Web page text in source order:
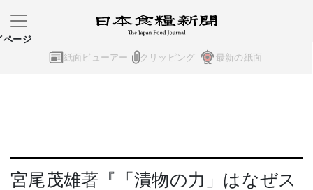
紙面ビューアー クリッピング 最新の紙面
ページ
宮尾茂雄著『「漬物の力」はなぜス